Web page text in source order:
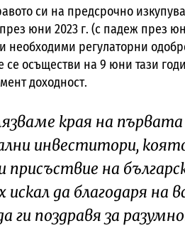
си на предсрочно
юни 2023 г. (с падеж през
необходими регулаторни
се осъществи на 9 юни тази
доходност.
края на първата
инвеститори,
на
искал да благодаря на
ги поздравя за